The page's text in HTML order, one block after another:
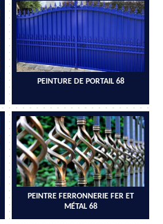
PEINTURE DE PORTAIL 68
PEINTRE FERRONNERIE FER ET
MÉTAL 68